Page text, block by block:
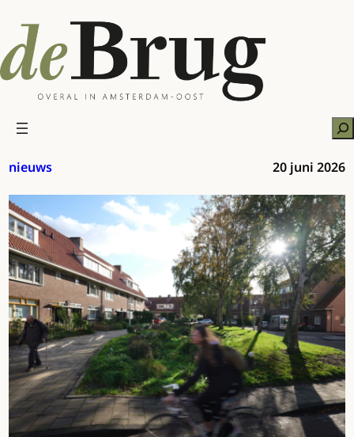
naar
de
inhoud
nieuws 20 juni 2026